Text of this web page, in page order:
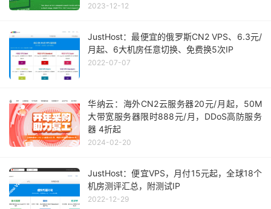
2023-12-12
JustHost：最便宜的俄罗斯CN2 VPS、6.3元/
月起、6大机房任意切换、免费换5次IP
2022-07-07
华纳云：海外CN2云服务器20元/月起，50M
大带宽服务器限时888元/月，DDoS高防服务
器 4折起
2024-02-20
JustHost：便宜VPS，月付15元起，全球18个
机房测评汇总，附测试IP
2022-12-29